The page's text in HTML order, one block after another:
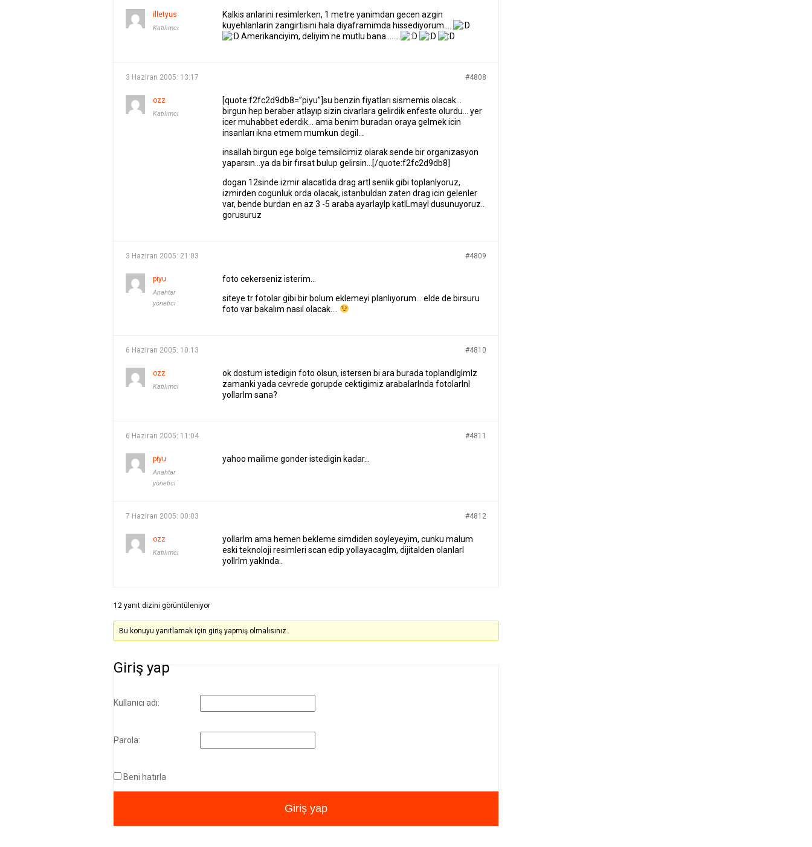
illetyus
Katılımcı
Kalkis anlarini resimlerken, 1 metre yanimdan gecen azgin
kuyehlanlarin zangirtisini hala diyaframimda hissediyorum….
Amerikanciyim, deliyim ne mutlu bana…….
3 Haziran 2005: 13:17 #4808
ozz
Katılımcı
[quote:f2fc2d9db8=”piyu”]su benzin fiyatları sismemis olacak…
birgun hep beraber atlayıp sizin civarlara gelirdik enfeste olurdu… yer
icer muhabbet ederdik… ama benim buradan oraya gelmek icin
insanları ikna etmem mumkun degil…
insallah birgun ege bolge temsilcimiz olarak sende bir organizasyon
yaparsın…ya da bir fırsat bulup gelirsin…[/quote:f2fc2d9db8]
dogan 12sinde izmir alacatlda drag artl senlik gibi toplanlyoruz,
izmirden cogunluk orda olacak, istanbuldan zaten drag icin gelenler
var, bende burdan en az 3 -5 araba ayarlaylp katlLmayl dusunuyoruz..
gorusuruz
3 Haziran 2005: 21:03 #4809
piyu
Anahtar
yönetici
foto cekerseniz isterim…
siteye tr fotolar gibi bir bolum eklemeyi planlıyorum… elde de birsuru
foto var bakalım nasıl olacak….
6 Haziran 2005: 10:13 #4810
ozz
Katılımcı
ok dostum istedigin foto olsun, istersen bi ara burada toplandlglmlz
zamanki yada cevrede gorupde cektigimiz arabalarlnda fotolarlnl
yollarlm sana?
6 Haziran 2005: 11:04 #4811
piyu
Anahtar
yönetici
yahoo mailime gonder istedigin kadar…
7 Haziran 2005: 00:03 #4812
ozz
Katılımcı
yollarlm ama hemen bekleme simdiden soyleyeyim, cunku malum
eski teknoloji resimleri scan edip yollayacaglm, dijitalden olanlarl
yollrlm yaklnda..
12 yanıt dizini görüntüleniyor
Bu konuyu yanıtlamak için giriş yapmış olmalısınız.
Giriş yap
Kullanıcı adı:
Parola:
Beni hatırla
Giriş yap